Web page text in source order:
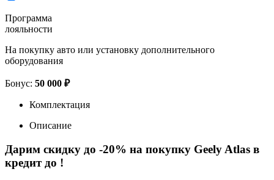
Программа
лояльности
На покупку авто или установку дополнительного
оборудования
Бонус: 50 000 ₽
Комплектация
Описание
Дарим скидку до -20% на покупку Geely Atlas в
кредит до !